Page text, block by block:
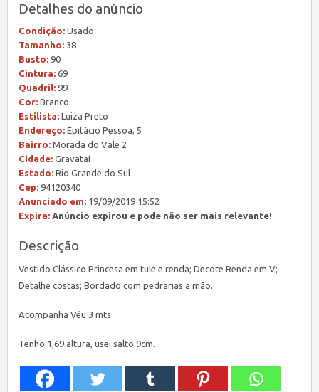
Detalhes do anúncio
Condição: Usado
Tamanho: 38
Busto: 90
Cintura: 69
Quadril: 99
Cor: Branco
Estilista: Luiza Preto
Endereço: Epitácio Pessoa, 5
Bairro: Morada do Vale 2
Cidade: Gravataí
Estado: Rio Grande do Sul
Cep: 94120340
Anunciado em: 19/09/2019 15:52
Expira: Anúncio expirou e pode não ser mais relevante!
Descrição
Vestido Clássico Princesa em tule e renda; Decote Renda em V;
Detalhe costas; Bordado com pedrarias a mão.
Acompanha Véu 3 mts
Tenho 1,69 altura, usei salto 9cm.